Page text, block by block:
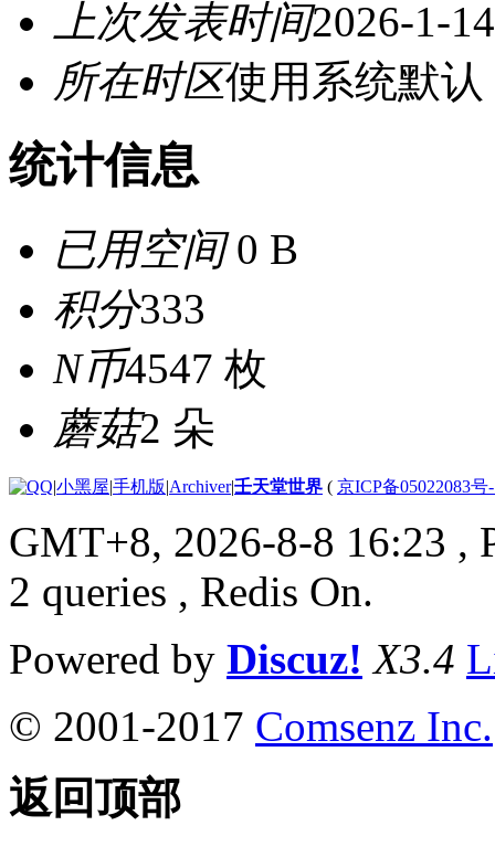
上次发表时间2026-1-
所在时区使用系统默认
统计信息
已用空间0 B
积分333
N币4547 枚
蘑菇2 朵
|小黑屋|手机版|Archiver|壬天堂世界 ( 京ICP备05022083号
GMT+8, 2026-8-8 16:23 ,
2 queries , Redis On.
Powered by Discuz! X3.4
© 2001-2017 Comsenz Inc.
返回顶部